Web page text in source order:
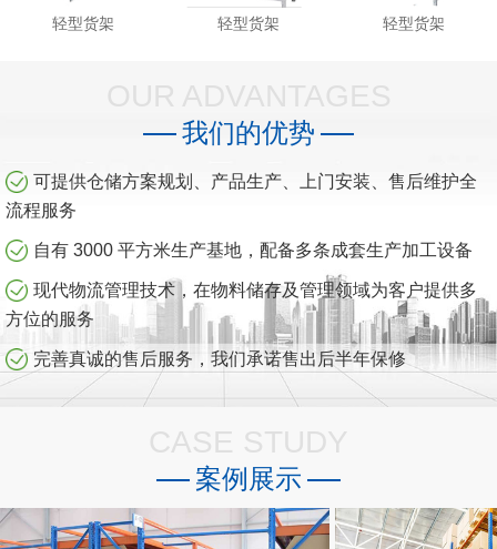
轻型货架 轻型货架 轻型货架
我们的优势
可提供仓储方案规划、产品生产、上门安装、售后维护全
流程服务
自有 3000 平方米生产基地，配备多条成套生产加工设备
现代物流管理技术，在物料储存及管理领域为客户提供多
方位的服务
完善真诚的售后服务，我们承诺售出后半年保修
CASE STUDY
案例展示